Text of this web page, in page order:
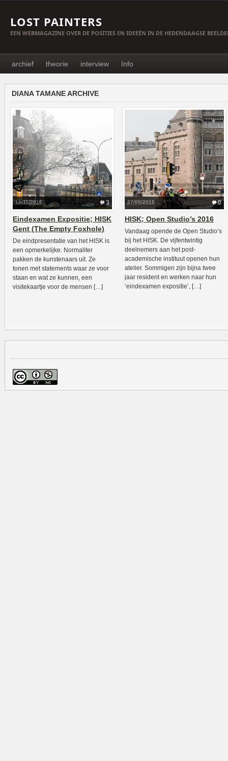
LOST PAINTERS
EEN WEBMAGAZINE OVER DE POSITIES EN IDEEËN IN DE HEDENDAAGSE
archief theorie interview Info
DIANA TAMANE ARCHIVE
3
19/11/2016
Eindexamen Expositie; HISK
Gent (The Empty Foxhole)
De eindpresentatie van het HISK is
een opmerkelijke. Normaliter
pakken de kunstenaars uit. Ze
tonen met statements waar ze voor
staan en wat ze kunnen, een
visitekaartje voor de mensen […]
0
27/05/2016
HISK; Open Studio’s 2016
Vandaag opende de Open Studio’s
bij het HISK. De vijfentwintig
deelnemers aan het post-
academische instituut openen hun
atelier. Sommigen zijn bijna twee
jaar resident en werken naar hun
‘eindexamen expositie’, […]